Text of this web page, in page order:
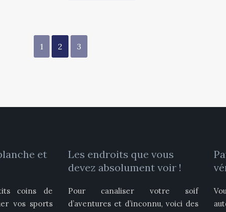
1 2 3
et
coins de
vos sports
Les endroits que vous
devez absolument voir !
Pour canaliser votre soif
d’aventures et d’inconnu, voici des